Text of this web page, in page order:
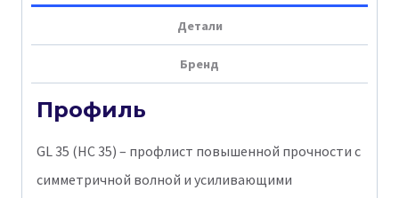
Satin
мм
6005
Детали
Бренд
Профиль
GL 35 (НС 35) – профлист повышенной прочности с
симметричной волной и усиливающими